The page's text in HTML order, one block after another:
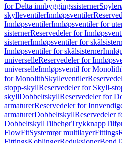
for Delta innbyggingssisterner
skylleventilerInnløpsventiler
InnløpsventilerInnløpsventiler for
sisternerReservedeler for
sisternerInnløpsventiler for
Innløpsventiler for skålsisterner
universelleReservedeler for
universelleInnløpsventil for Monolith
for MonolithSkylleventiler
stopp-skyllReservedeler for Skyll-
skyllDobbeltskyllReservedeler for
armaturerReservedeler for
armaturerDobbeltskyllReservedeler
DobbeltskyllTilbehørTrykknapp
FlowFitSystemrør multilayerFittings